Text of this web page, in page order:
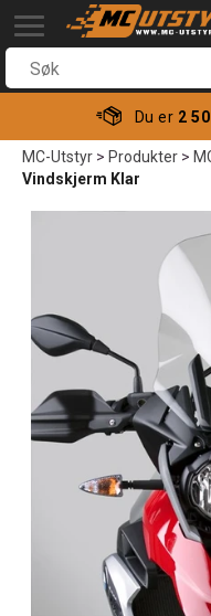
Du er 2
MC-Utstyr>Produkter>
Vindskjerm Klar